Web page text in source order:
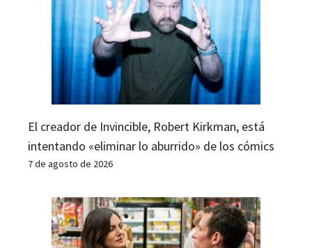
El creador de Invincible, Robert Kirkman, está
intentando «eliminar lo aburrido» de los cómics
7 de agosto de 2026